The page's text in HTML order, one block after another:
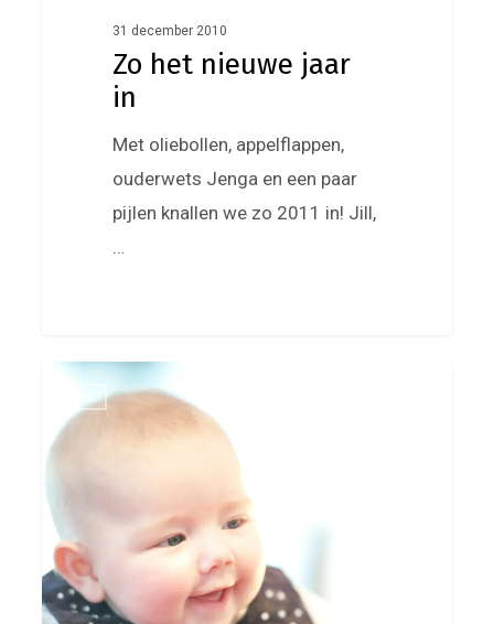
31 december 2010
Zo het nieuwe jaar
in
Met oliebollen, appelflappen,
ouderwets Jenga en een paar
pijlen knallen we zo 2011 in! Jill,
…
Een
mooi
kerstfeest,
4
maandjes
oud